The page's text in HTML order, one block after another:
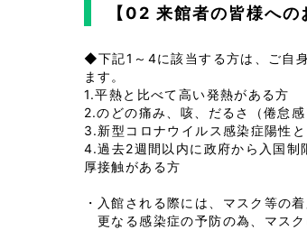
【02 来館者の皆様への
◆下記1～4に該当する方は、ご自
ます。
1.平熱と比べて高い発熱がある方
2.のどの痛み、咳、だるさ（倦怠
3.新型コロナウイルス感染症陽性
4.過去2週間以内に政府から入国制
厚接触がある方
・入館される際には、マスク等の
更なる感染症の予防の為、マスク